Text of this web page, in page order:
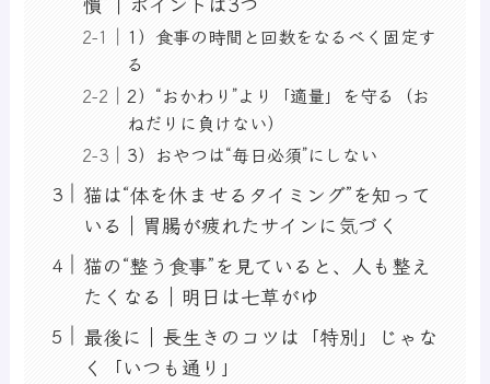
1）食事の時間と回数をなるべく固定す
る
2）“おかわり”より「適量」を守る（お
ねだりに負けない）
3）おやつは“毎日必須”にしない
猫は“体を休ませるタイミング”を知って
いる｜胃腸が疲れたサインに気づく
猫の“整う食事”を見ていると、人も整え
たくなる｜明日は七草がゆ
最後に｜長生きのコツは「特別」じゃな
く「いつも通り」